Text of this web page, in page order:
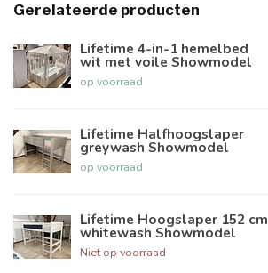
Gerelateerde producten
Lifetime 4-in-1 hemelbed
wit met voile Showmodel
op voorraad
Lifetime Halfhoogslaper
greywash Showmodel
op voorraad
Lifetime Hoogslaper 152 cm
whitewash Showmodel
Niet op voorraad